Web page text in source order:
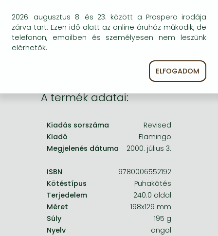
Bleach manga
One-Punch Man manga
másik, kapható kiadást, forduljon
ügyfélszolgálatunkhoz!
A termék adatai:
Kiadás sorszáma
Revised
Kiadó
Flamingo
Megjelenés dátuma
2000. július 3.
ISBN
9780006552192
Kötéstípus
Puhakötés
Terjedelem
240.0 oldal
Méret
198x129 mm
Súly
195 g
Nyelv
angol
2026. augusztus 8. és 23. között a Prospero irodája
zárva tart. Ezen idő alatt az online áruház működik, de
telefonon, emailben és személyesen nem leszünk
elérhetők.
ELFOGADOM